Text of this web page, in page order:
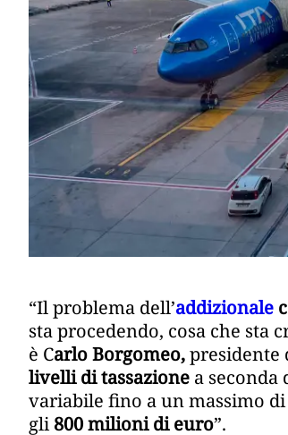
“Il problema dell’addizionale
sta procedendo, cosa che sta
è Carlo Borgomeo,presidente
livelli di tassazione a seconda
variabile fino a un massimo di
gli800 milioni di euro”.